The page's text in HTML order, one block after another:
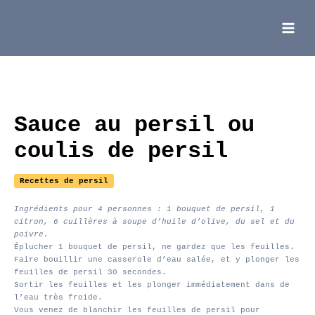
Main
Menu
Sauce au persil ou
coulis de persil
Recettes de persil
Ingrédients pour 4 personnes : 1 bouquet de persil, 1
citron, 6 cuillères à soupe d’huile d’olive, du sel et du
poivre.
Éplucher 1 bouquet de persil, ne gardez que les feuilles.
Faire bouillir une casserole d’eau salée, et y plonger les
feuilles de persil 30 secondes.
Sortir les feuilles et les plonger immédiatement dans de
l’eau très froide.
Vous venez de blanchir les feuilles de persil pour